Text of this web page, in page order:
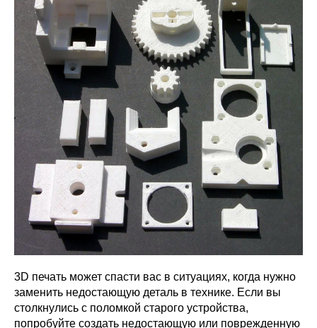
3D печать может спасти вас в ситуациях, когда нужно
заменить недостающую деталь в технике. Если вы
столкнулись с поломкой старого устройства,
попробуйте создать недостающую или поврежденную